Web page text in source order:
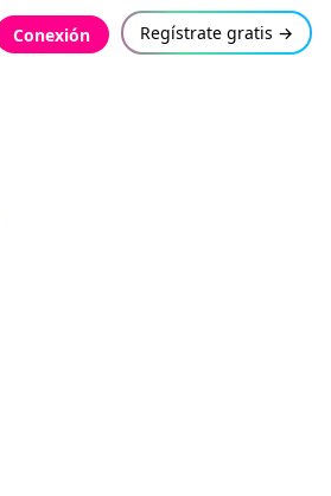
Conexión Regístrate gratis →